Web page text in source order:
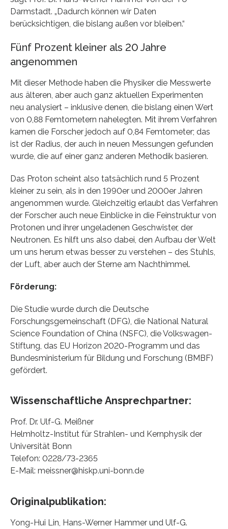
Darmstadt. „Dadurch können wir Daten
berücksichtigen, die bislang außen vor bleiben.“
Fünf Prozent kleiner als 20 Jahre
angenommen
Mit dieser Methode haben die Physiker die Messwerte
aus älteren, aber auch ganz aktuellen Experimenten
neu analysiert – inklusive denen, die bislang einen Wert
von 0,88 Femtometern nahelegten. Mit ihrem Verfahren
kamen die Forscher jedoch auf 0,84 Femtometer; das
ist der Radius, der auch in neuen Messungen gefunden
wurde, die auf einer ganz anderen Methodik basieren.
Das Proton scheint also tatsächlich rund 5 Prozent
kleiner zu sein, als in den 1990er und 2000er Jahren
angenommen wurde. Gleichzeitig erlaubt das Verfahren
der Forscher auch neue Einblicke in die Feinstruktur von
Protonen und ihrer ungeladenen Geschwister, der
Neutronen. Es hilft uns also dabei, den Aufbau der Welt
um uns herum etwas besser zu verstehen – des Stuhls,
der Luft, aber auch der Sterne am Nachthimmel.
Förderung:
Die Studie wurde durch die Deutsche
Forschungsgemeinschaft (DFG), die National Natural
Science Foundation of China (NSFC), die Volkswagen-
Stiftung, das EU Horizon 2020-Programm und das
Bundesministerium für Bildung und Forschung (BMBF)
gefördert.
Wissenschaftliche Ansprechpartner:
Prof. Dr. Ulf-G. Meißner
Helmholtz-Institut für Strahlen- und Kernphysik der
Universität Bonn
Telefon: 0228/73-2365
E-Mail: meissner@hiskp.uni-bonn.de
Originalpublikation:
Yong-Hui Lin, Hans-Werner Hammer und Ulf-G.